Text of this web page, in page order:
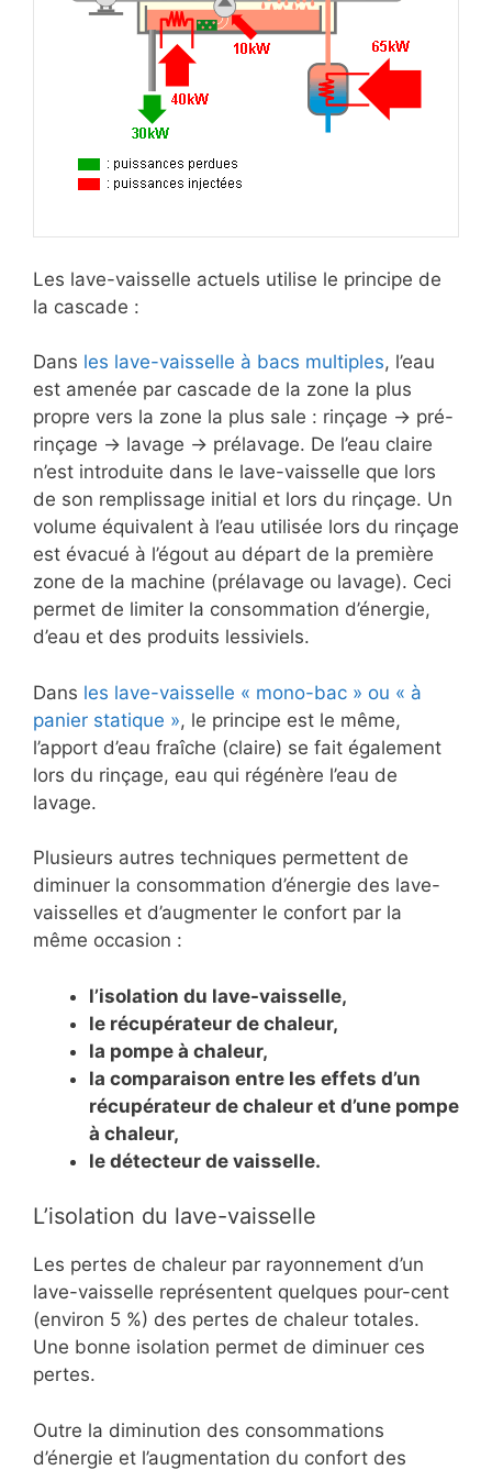
Les lave-vaisselle actuels utilise le principe de
la cascade :
Dans les lave-vaisselle à bacs multiples, l’eau
est amenée par cascade de la zone la plus
propre vers la zone la plus sale : rinçage -> pré-
rinçage -> lavage -> prélavage. De l’eau claire
n’est introduite dans le lave-vaisselle que lors
de son remplissage initial et lors du rinçage. Un
volume équivalent à l’eau utilisée lors du rinçage
est évacué à l’égout au départ de la première
zone de la machine (prélavage ou lavage). Ceci
permet de limiter la consommation d’énergie,
d’eau et des produits lessiviels.
Dans les lave-vaisselle « mono-bac » ou « à
panier statique », le principe est le même,
l’apport d’eau fraîche (claire) se fait également
lors du rinçage, eau qui régénère l’eau de
lavage.
Plusieurs autres techniques permettent de
diminuer la consommation d’énergie des lave-
vaisselles et d’augmenter le confort par la
même occasion :
l’isolation du lave-vaisselle,
le récupérateur de chaleur,
la pompe à chaleur,
la comparaison entre les effets d’un
récupérateur de chaleur et d’une pompe
à chaleur,
le détecteur de vaisselle.
L’isolation du lave-vaisselle
Les pertes de chaleur par rayonnement d’un
lave-vaisselle représentent quelques pour-cent
(environ 5 %) des pertes de chaleur totales.
Une bonne isolation permet de diminuer ces
pertes.
Outre la diminution des consommations
d’énergie et l’augmentation du confort des